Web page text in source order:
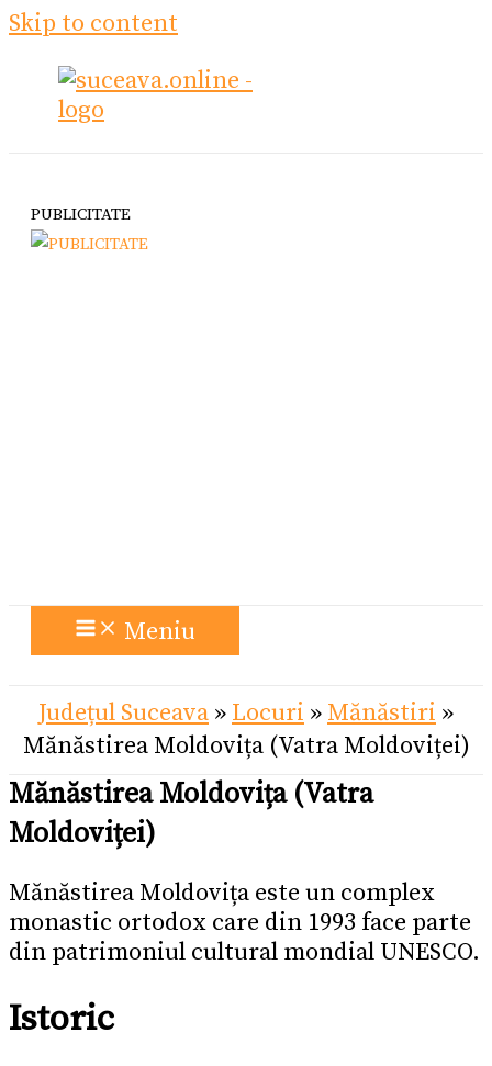
Skip to content
PUBLICITATE
Meniu
Județul Suceava » Locuri » Mănăstiri »
Mănăstirea Moldovița (Vatra Moldoviței)
Mănăstirea Moldovița (Vatra
Moldoviței)
Mănăstirea Moldovița este un complex
monastic ortodox care din 1993 face parte
din patrimoniul cultural mondial UNESCO.
Istoric